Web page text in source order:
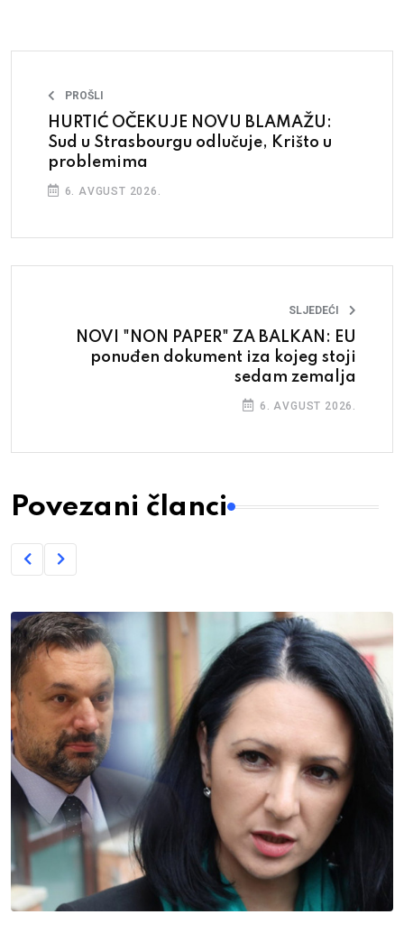
PROŠLI
HURTIĆ OČEKUJE NOVU BLAMAŽU:
Sud u Strasbourgu odlučuje, Krišto u
problemima
6. AVGUST 2026.
SLJEDEĆI
NOVI "NON PAPER" ZA BALKAN: EU
ponuđen dokument iza kojeg stoji
sedam zemalja
6. AVGUST 2026.
Povezani članci